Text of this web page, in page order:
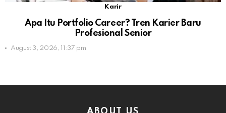
Karir
Apa Itu Portfolio Career? Tren Karier Baru
Profesional Senior
August 3, 2026, 11:37 pm